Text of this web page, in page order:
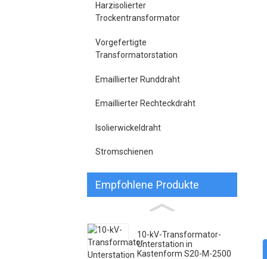
Harzisolierter
Trockentransformator
Vorgefertigte
Transformatorstation
Emaillierter Runddraht
Emaillierter Rechteckdraht
Isolierwickeldraht
Stromschienen
Empfohlene Produkte
10-kV-Transformator-
Unterstation in
Kastenform S20-M-2500